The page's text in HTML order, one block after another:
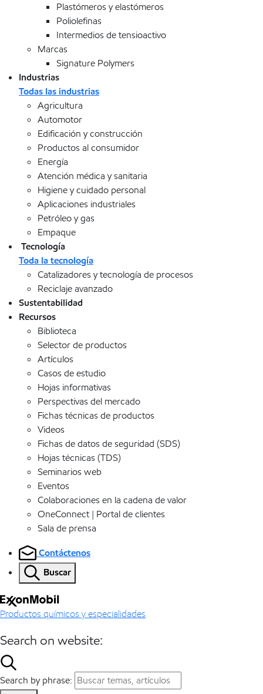
Plastómeros y elastómeros
Poliolefinas
Intermedios de tensioactivo
Marcas
Signature Polymers
Industrias
Todas las industrias
Agricultura
Automotor
Edificación y construcción
Productos al consumidor
Energía
Atención médica y sanitaria
Higiene y cuidado personal
Aplicaciones industriales
Petróleo y gas
Empaque
Tecnología
Toda la tecnología
Catalizadores y tecnología de procesos
Reciclaje avanzado
Sustentabilidad
Recursos
Biblioteca
Selector de productos
Artículos
Casos de estudio
Hojas informativas
Perspectivas del mercado
Fichas técnicas de productos
Videos
Fichas de datos de seguridad (SDS)
Hojas técnicas (TDS)
Seminarios web
Eventos
Colaboraciones en la cadena de valor
OneConnect | Portal de clientes
Sala de prensa
Contáctenos
Buscar
Productos químicos y especialidades
Search on website:
Search by phrase: